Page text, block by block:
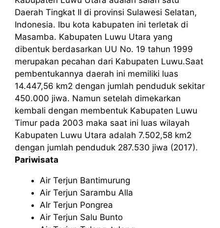
Daerah Tingkat II di provinsi Sulawesi Selatan,
Indonesia. Ibu kota kabupaten ini terletak di
Masamba. Kabupaten Luwu Utara yang
dibentuk berdasarkan UU No. 19 tahun 1999
merupakan pecahan dari Kabupaten Luwu.Saat
pembentukannya daerah ini memiliki luas
14.447,56 km2 dengan jumlah penduduk sekitar
450.000 jiwa. Namun setelah dimekarkan
kembali dengan membentuk Kabupaten Luwu
Timur pada 2003 maka saat ini luas wilayah
Kabupaten Luwu Utara adalah 7.502,58 km2
dengan jumlah penduduk 287.530 jiwa (2017).
Pariwisata
Air Terjun Bantimurung
Air Terjun Sarambu Alla
AIr Terjun Pongrea
Air Terjun Salu Bunto